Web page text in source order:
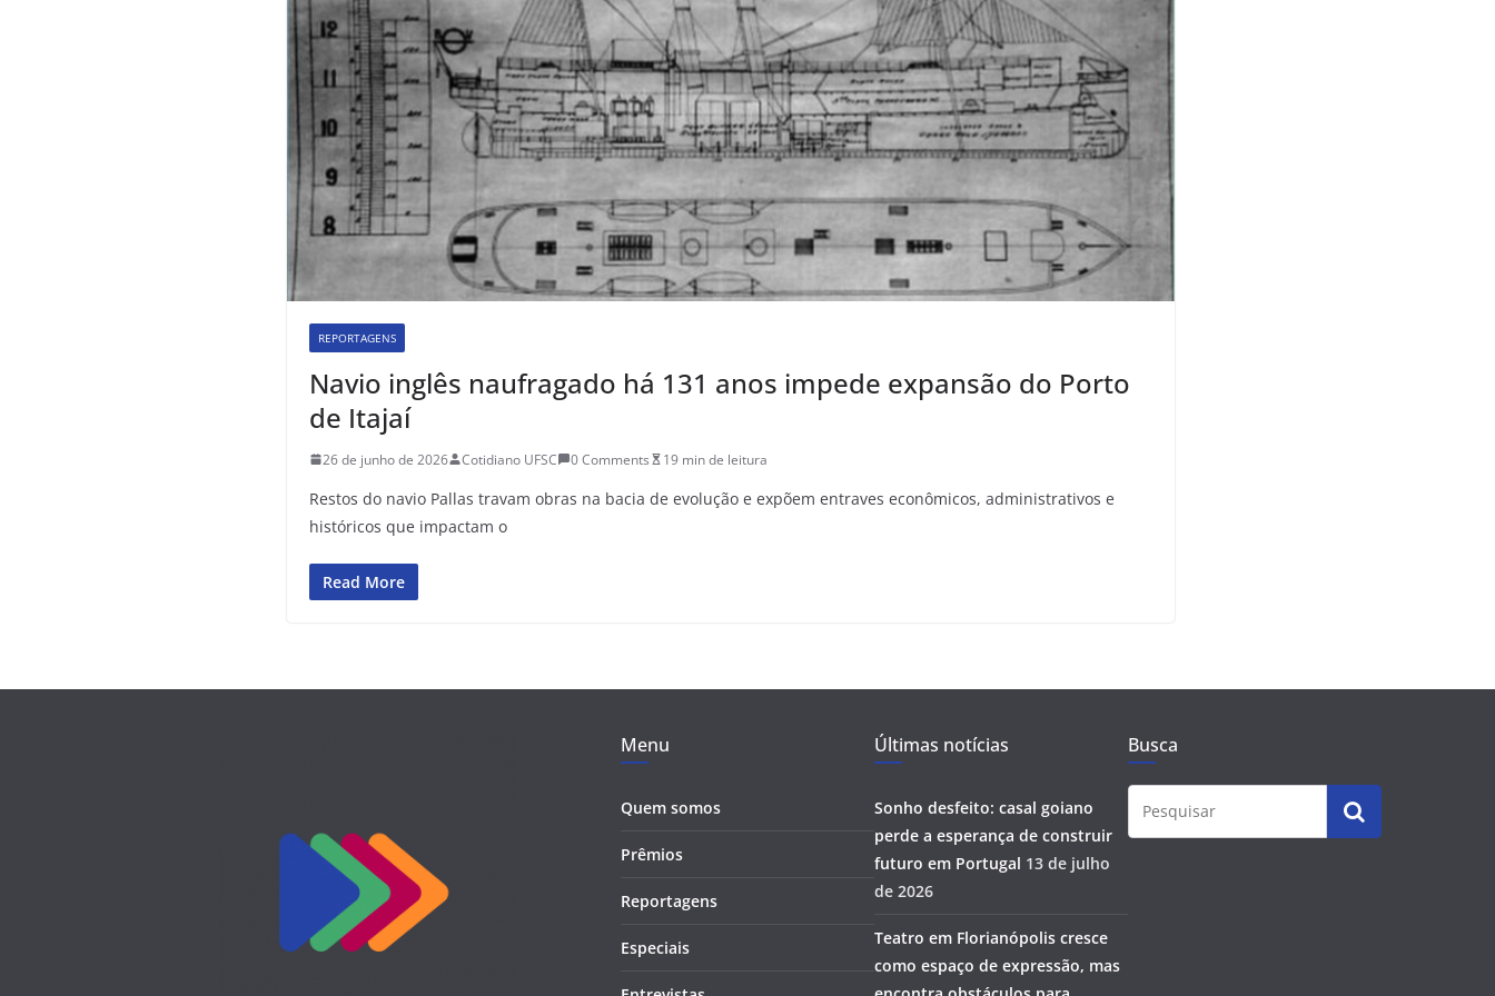
REPORTAGENS
Navio inglês naufragado há 131 anos impede expansão do Porto
de Itajaí
26 de junho de 2026 Cotidiano UFSC 0 Comments 19 min de leitura
Restos do navio Pallas travam obras na bacia de evolução e expõem entraves econômicos, administrativos e
históricos que impactam o
Read More
Menu
Quem somos
Prêmios
Reportagens
Especiais
Últimas notícias
Sonho desfeito: casal goiano
perde a esperança de construir
futuro em Portugal 13 de julho
de 2026
Teatro em Florianópolis cresce
como espaço de expressão, mas
Busca